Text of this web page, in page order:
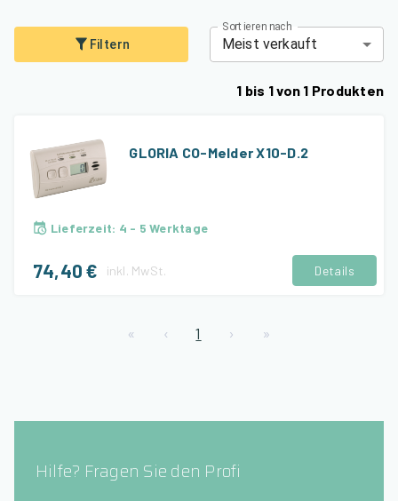
Filtern
Sortieren nach
Meist verkauft
1 bis 1von 1 Produkten
GLORIA CO-Melder X10-D.2
Lieferzeit: 4 - 5 Werktage
74,40 € inkl. MwSt. Details
« ‹ 1 › »
Hilfe? Fragen Sie den Profi